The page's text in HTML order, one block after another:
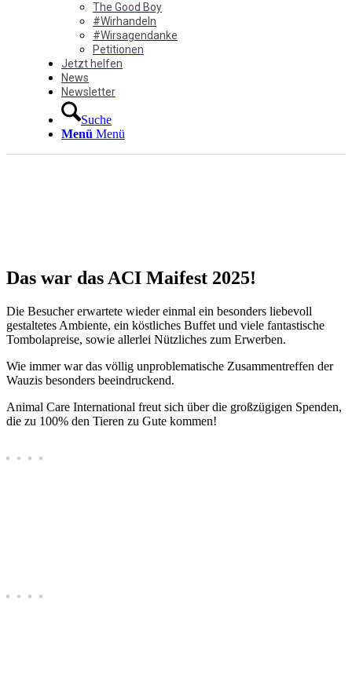
The Good Boy
#Wirhandeln
#Wirsagendanke
Petitionen
Jetzt helfen
News
Newsletter
Suche
Menü Menü
Das war das ACI Maifest 2025!
Die Besucher erwartete wieder einmal ein besonders liebevoll
gestaltetes Ambiente, ein köstliches Buffet und viele fantastische
Tombolapreise, sowie allerlei Nützliches zum Erwerben.
Wie immer war das völlig unproblematische Zusammentreffen der
Wauzis besonders beeindruckend.
Animal Care International freut sich über die großzügigen Spenden,
die zu 100% den Tieren zu Gute kommen!